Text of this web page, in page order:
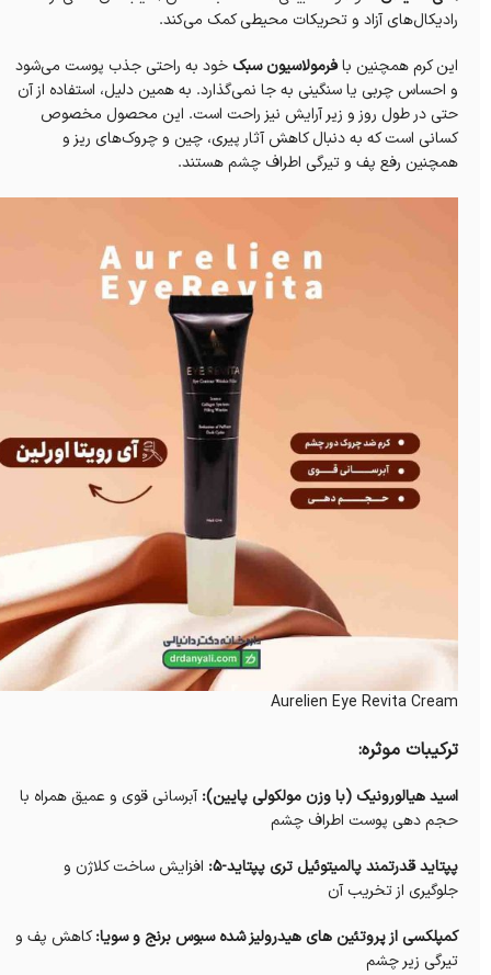
رادیکال‌های آزاد و تحریکات محیطی کمک می‌کند.
این کرم همچنین بافرمولاسیون سبک خود به راحتی جذب پوست می‌شود
و احساس چربی یا سنگینی به جا نمی‌گذارد. به همین دلیل، استفاده از آن
حتی در طول روز و زیر آرایش نیز راحت است. این محصول مخصوص
کسانی است که به دنبال کاهش آثار پیری، چین و چروک‌های ریز و
همچنین رفع پف و تیرگی اطراف چشم هستند.
Aurelien Eye Revita Cream
ترکیبات موثره:
اسید هیالورونیک (با وزن مولکولی پایین): آبرسانی قوی و عمیق همراه با
حجم دهی پوست اطراف چشم
پپتاید قدرتمند پالمیتوئیل تری پپتاید-5:
افزایش ساخت کلاژن و
جلوگیری از تخریب آن
کمپلکسی از پروتئین های هیدرولیز شده سبوس برنج و سویا:کاهش پف و
تیرگی زیر چشم